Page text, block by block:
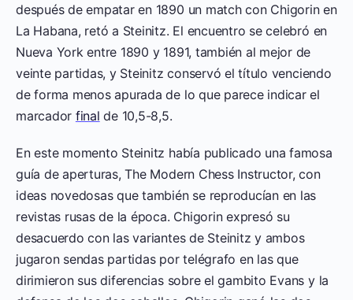
después de empatar en 1890 un match con Chigorin en
La Habana, retó a Steinitz. El encuentro se celebró en
Nueva York entre 1890 y 1891, también al mejor de
veinte partidas, y Steinitz conservó el título venciendo
de forma menos apurada de lo que parece indicar el
marcador final de 10,5-8,5.
En este momento Steinitz había publicado una famosa
guía de aperturas, The Modern Chess Instructor, con
ideas novedosas que también se reproducían en las
revistas rusas de la época. Chigorin expresó su
desacuerdo con las variantes de Steinitz y ambos
jugaron sendas partidas por telégrafo en las que
dirimieron sus diferencias sobre el gambito Evans y la